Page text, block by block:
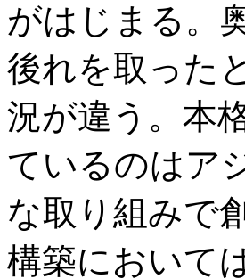
がはじまる。
後れを取った
況が違う。本
ているのはア
な取り組みで
構築において